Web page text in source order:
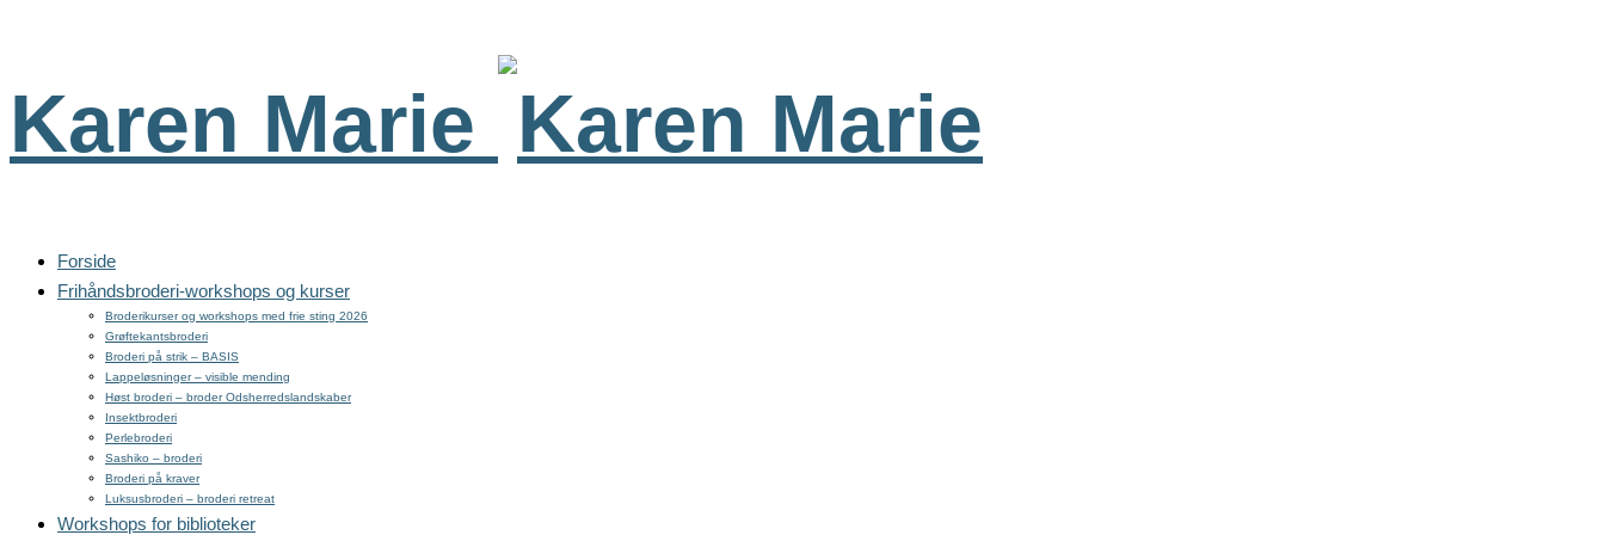
Karen Marie
Forside
Frihåndsbroderi-workshops og kurser
Broderikurser og workshops med frie sting 2026
Grøftekantsbroderi
Broderi på strik – BASIS
Lappeløsninger – visible mending
Høst broderi – broder Odsherredslandskaber
Insektbroderi
Perlebroderi
Sashiko – broderi
Broderi på kraver
Luksusbroderi – broderi retreat
Workshops for biblioteker